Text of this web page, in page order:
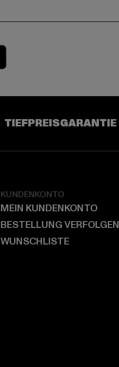
TIEFPREISGARANTIE
KUNDENKONTO
MEIN KUNDENKONTO
BESTELLUNG VERFOLGEN
WUNSCHLISTE